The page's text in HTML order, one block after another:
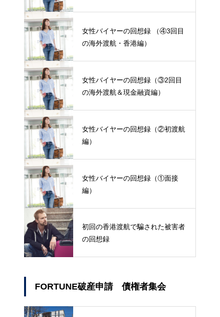
女性バイヤーの回想録 （④3回目
の海外渡航・香港編）
女性バイヤーの回想録（③2回目
の海外渡航＆現金融資編）
女性バイヤーの回想録（②初渡航
編）
女性バイヤーの回想録（①面接
編）
初回の香港渡航で騙された被害者
の回想録
FORTUNE破産申請 債権者集会